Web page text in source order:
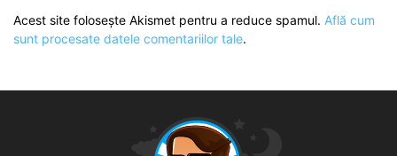
Acest site folosește Akismet pentru a reduce spamul. Află cum
sunt procesate datele comentariilor tale.